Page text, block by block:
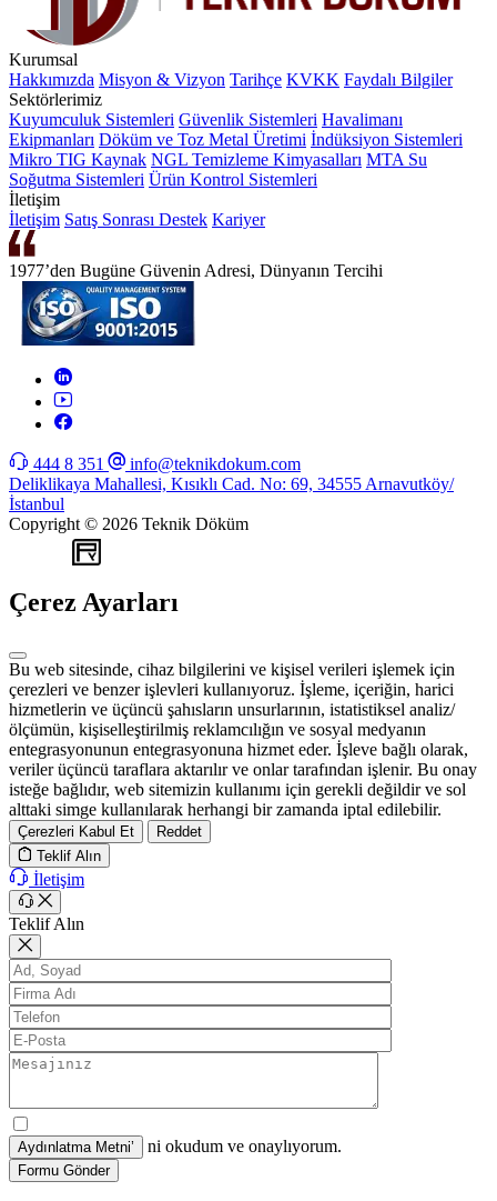
Kurumsal
Hakkımızda Misyon & Vizyon Tarihçe KVKK Faydalı Bilgiler
Sektörlerimiz
Kuyumculuk Sistemleri Güvenlik Sistemleri Havalimanı
Ekipmanları Döküm ve Toz Metal Üretimi İndüksiyon Sistemleri
Mikro TIG Kaynak NGL Temizleme Kimyasalları MTA Su
Soğutma Sistemleri Ürün Kontrol Sistemleri
İletişim
İletişim Satış Sonrası Destek Kariyer
1977’den Bugüne Güvenin Adresi, Dünyanın Tercihi
444 8 351
info@teknikdokum.com
Deliklikaya Mahallesi, Kısıklı Cad. No: 69, 34555 Arnavutköy/
İstanbul
Copyright © 2026 Teknik Döküm
Çerez Ayarları
Bu web sitesinde, cihaz bilgilerini ve kişisel verileri işlemek için
çerezleri ve benzer işlevleri kullanıyoruz. İşleme, içeriğin, harici
hizmetlerin ve üçüncü şahısların unsurlarının, istatistiksel analiz/
ölçümün, kişiselleştirilmiş reklamcılığın ve sosyal medyanın
entegrasyonunun entegrasyonuna hizmet eder. İşleve bağlı olarak,
veriler üçüncü taraflara aktarılır ve onlar tarafından işlenir. Bu onay
isteğe bağlıdır, web sitemizin kullanımı için gerekli değildir ve sol
alttaki simge kullanılarak herhangi bir zamanda iptal edilebilir.
Çerezleri Kabul Et
Reddet
Teklif Alın
İletişim
Teklif Alın
ni okudum ve onaylıyorum.
Formu Gönder